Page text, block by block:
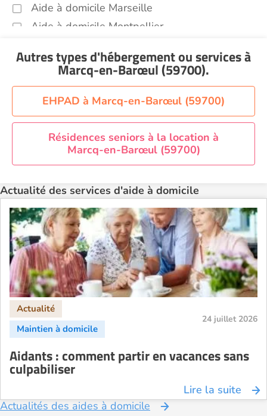
Aide à domicile Marseille
Aide à domicile Montpellier
Aide à domicile Nice
Aide à domicile Nîmes
Aide à domicile Orléans
Aide à domicile Paris
Aide à domicile Perpignan
Aide à domicile Rennes
Aide à domicile Toulouse
Recherche par ville
Autres types d'hébergement ou servicesà
Marcq-en-Barœul (59700).
EHPAD à Marcq-en-Barœul (59700)
Résidences seniors à la location à
Marcq-en-Barœul (59700)
Actualité des services d'aide à domicile
24 juillet 2026
Aidants : comment partir en vacances sans
culpabiliser
Lire la suite
Actualités des aides à domicile